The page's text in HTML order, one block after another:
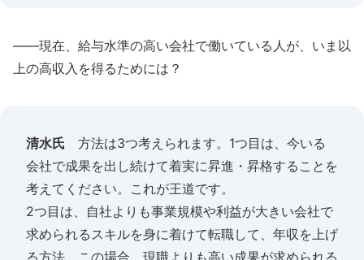
――現在、給与水準の高い会社で働いている人が、いま以
上の高収入を得るためには？
清水氏 方法は3つ考えられます。1つ目は、今いる
会社で成果を出し続けて着実に昇進・昇格することを
考えてください。これが王道です。
2つ目は、自社よりも事業規模や利益が大きい会社で
求められるスキルを身に着けて転職して、年収を上げ
る方法。この場合、現職よりも高い成果が求められる